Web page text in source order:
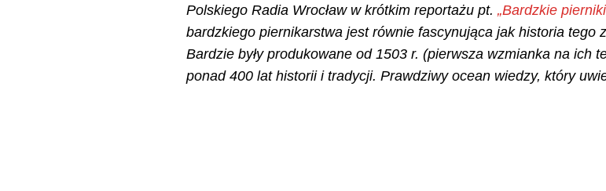
Polskiego Radia Wrocław w krótkim reportażu pt. „Bardzkie
bardzkiego piernikarstwa jest równie fascynująca jak historia tego
Bardzie były produkowane od 1503 r. (pierwsza wzmianka na ich
ponad 400 lat historii i tradycji. Prawdziwy ocean wiedzy, który